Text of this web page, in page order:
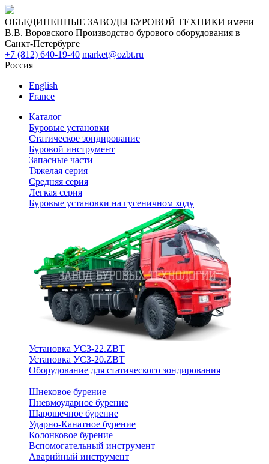
ОБЪЕДИНЕННЫЕ ЗАВОДЫ БУРОВОЙ ТЕХНИКИ имени
В.В. Воровского Производство бурового оборудования в
Санкт-Петербурге
+7 (812) 640-19-40 market@ozbt.ru
Россия
English
France
Каталог
Буровые установки
Статическое зондирование
Буровой инструмент
Запасные части
Тяжелая серия
Средняя серия
Легкая серия
Буровые установки на гусеничном ходу
Установка УСЗ-22.ZBT
Установка УСЗ-20.ZBT
Оборудование для статического зондирования
Шнековое бурение
Пневмоударное бурение
Шарошечное бурение
Ударно-Канатное бурение
Колонковое бурение
Вспомогательный инструмент
Аварийный инструмент